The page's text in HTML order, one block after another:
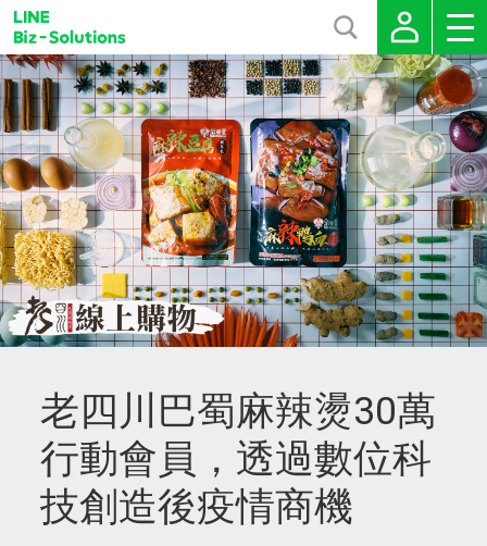
老四川巴蜀麻辣燙30萬
行動會員，透過數位科
技創造後疫情商機